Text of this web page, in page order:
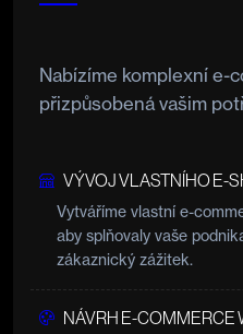
Nabízíme komplexní e-
přizpůsobená vašim
VÝVOJ VLASTNÍHO E-
Vytváříme vlastní e-
aby splňovaly vaše
zákaznický zážitek.
NÁVRH E-COMMERCE